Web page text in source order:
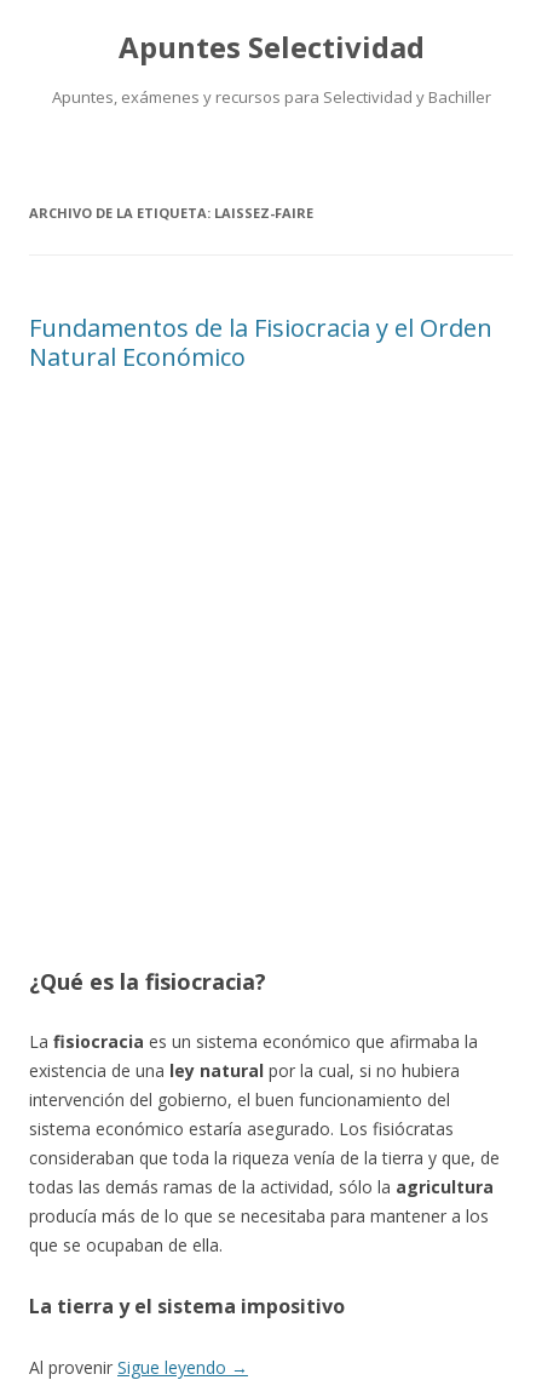
Apuntes Selectividad
Apuntes, exámenes y recursos para Selectividad y Bachiller
ARCHIVO DE LA ETIQUETA: LAISSEZ-FAIRE
Fundamentos de la Fisiocracia y el Orden
Natural Económico
¿Qué es la fisiocracia?
La fisiocracia es un sistema económico que afirmaba la
existencia de una ley natural por la cual, si no hubiera
intervención del gobierno, el buen funcionamiento del
sistema económico estaría asegurado. Los fisiócratas
consideraban que toda la riqueza venía de la tierra y que, de
todas las demás ramas de la actividad, sólo la agricultura
producía más de lo que se necesitaba para mantener a los
que se ocupaban de ella.
La tierra y el sistema impositivo
Al provenir Sigue leyendo →